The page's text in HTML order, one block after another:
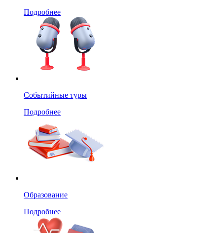
Подробнее
Событийные туры
Подробнее
Образование
Подробнее